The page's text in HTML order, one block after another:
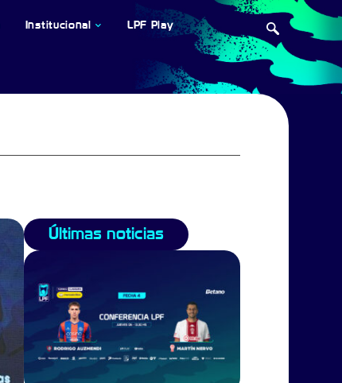
Institucional LPF Play
Últimas noticias